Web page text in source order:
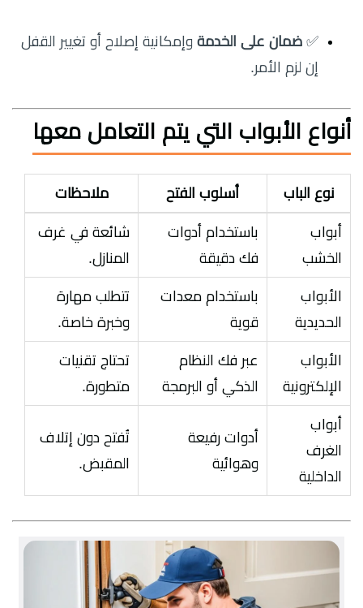
✅ ضمان على الخدمة وإمكانية إصلاح أو تغيير القفل
إن لزم الأمر.
أنواع الأبواب التي يتم التعامل معها
نوع الباب أسلوب الفتح ملاحظات
أبواب
الخشب
باستخدام أدوات
فك دقيقة
شائعة في غرف
المنازل.
الأبواب
الحديدية
باستخدام معدات
قوية
تتطلب مهارة
وخبرة خاصة.
الأبواب
الإلكترونية
عبر فك النظام
الذكي أو البرمجة
تحتاج تقنيات
متطورة.
أبواب
الغرف
الداخلية
أدوات رفيعة
وهوائية
تُفتح دون إتلاف
المقبض.